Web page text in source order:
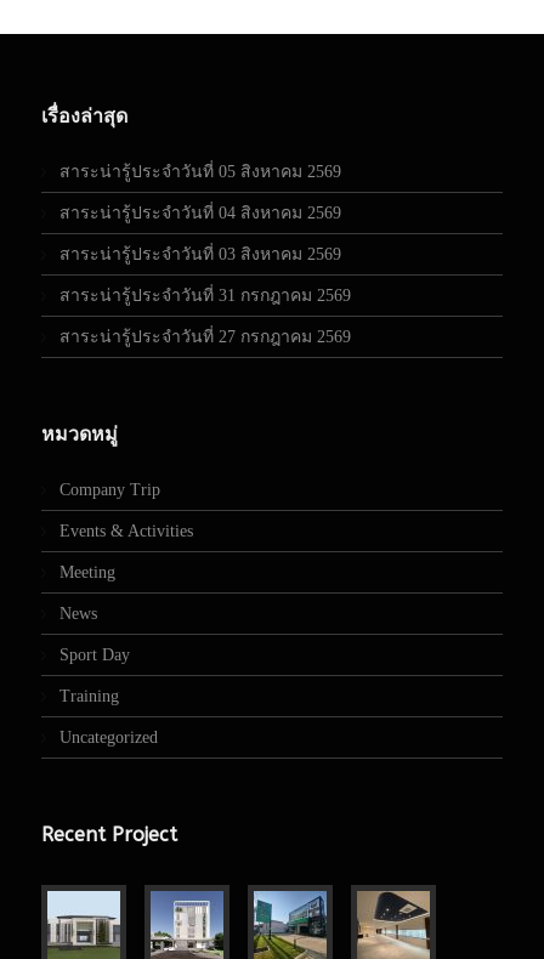
เรื่องล่าสุด
สาระน่ารู้ประจำวันที่ 05 สิงหาคม 2569
สาระน่ารู้ประจำวันที่ 04 สิงหาคม 2569
สาระน่ารู้ประจำวันที่ 03 สิงหาคม 2569
สาระน่ารู้ประจำวันที่ 31 กรกฎาคม 2569
สาระน่ารู้ประจำวันที่ 27 กรกฎาคม 2569
หมวดหมู่
Company Trip
Events & Activities
Meeting
News
Sport Day
Training
Uncategorized
Recent Project